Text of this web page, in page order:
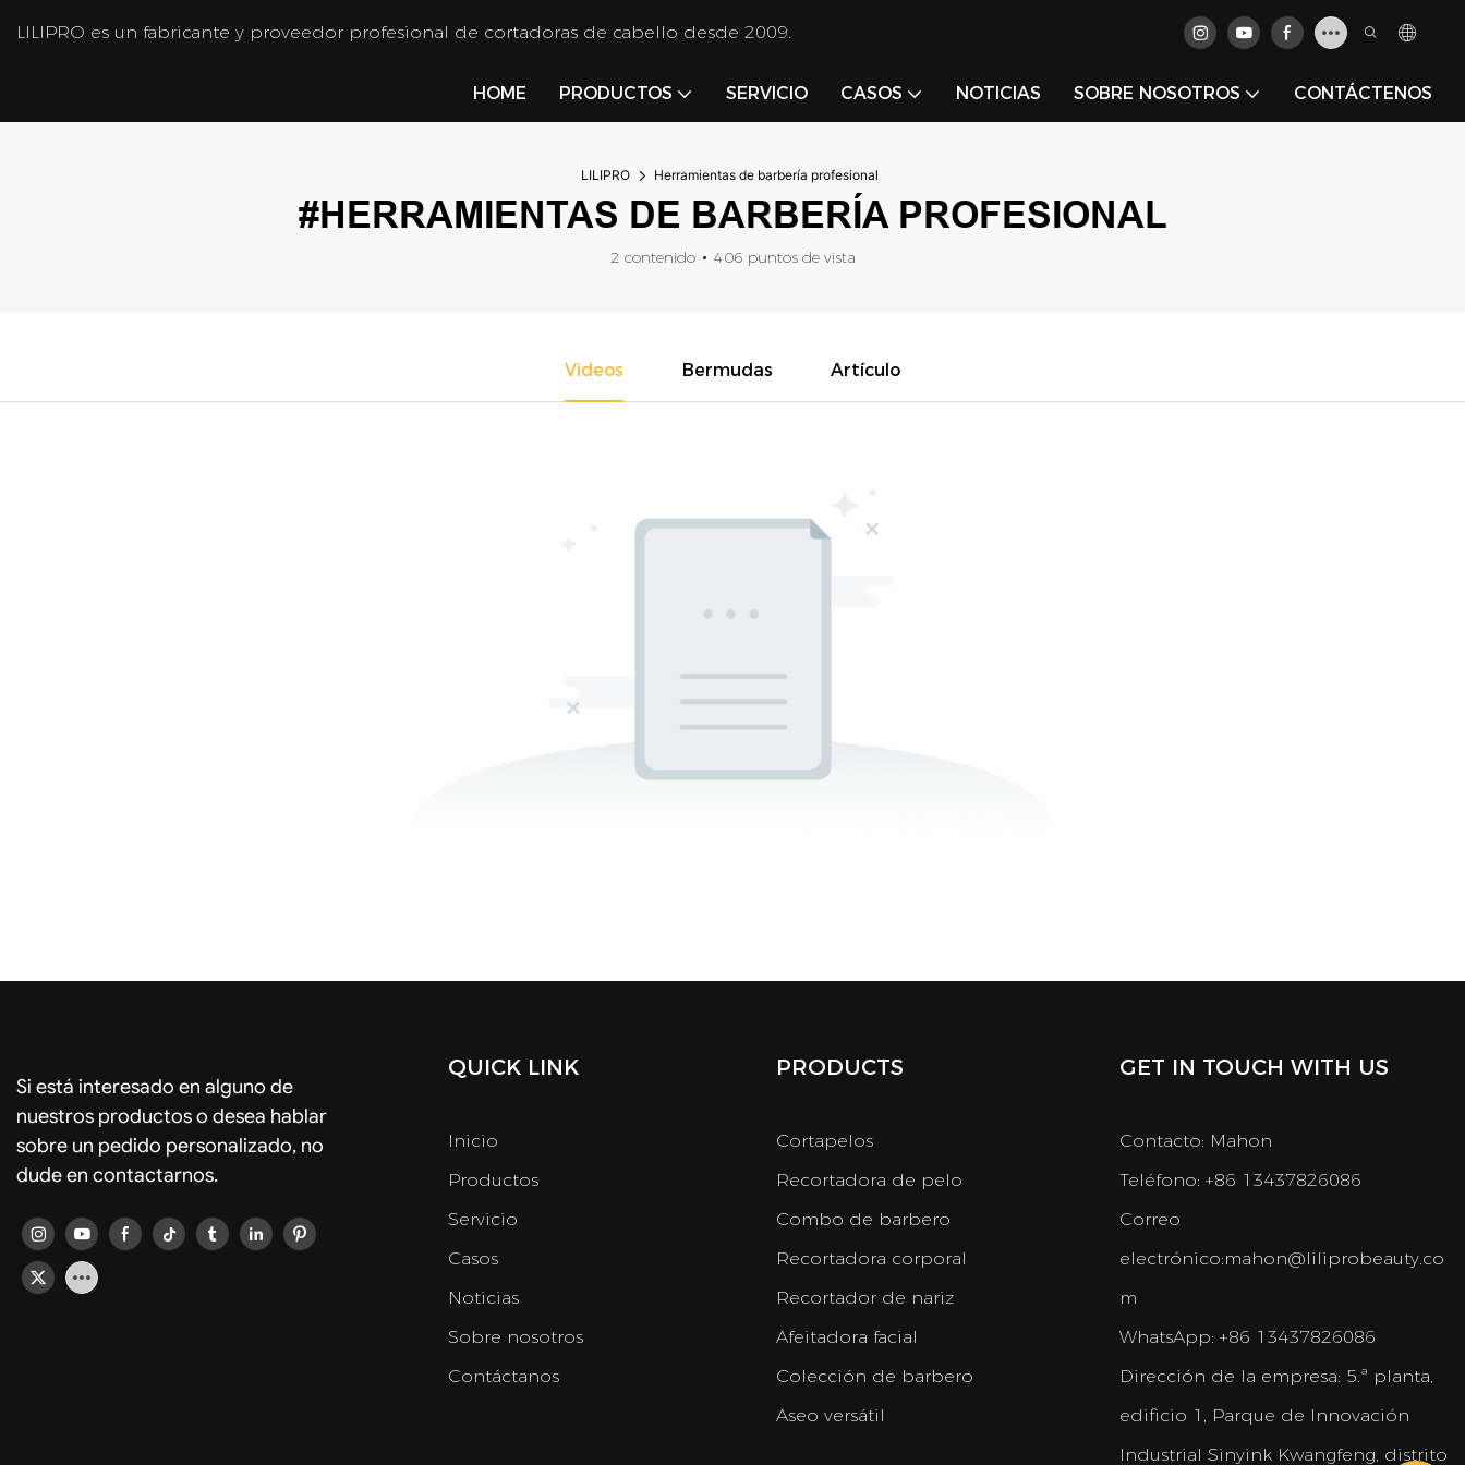
LILIPRO es un fabricante y proveedor profesional de cortadoras de cabello desde 2009.
HOME PRODUCTOS SERVICIO CASOS NOTICIAS SOBRE NOSOTROS CONTÁCTENOS
LILIPRO Herramientas de barbería profesional
#HERRAMIENTAS DE BARBERÍA PROFESIONAL
2 contenido 406 puntos de vista
Videos Bermudas Artículo
Si está interesado en alguno de
nuestros productos o desea hablar
sobre un pedido personalizado, no
dude en contactarnos.
QUICK LINK
Inicio
Productos
Servicio
Casos
Noticias
Sobre nosotros
Contáctanos
PRODUCTS
Cortapelos
Recortadora de pelo
Combo de barbero
Recortadora corporal
Recortador de nariz
Afeitadora facial
Colección de barbero
Aseo versátil
GET IN TOUCH WITH US
Contacto: Mahon
Teléfono: +86 13437826086
Correo
electrónico:mahon@liliprobeauty.co
m
WhatsApp: +86 13437826086
Dirección de la empresa: 5.ª planta,
edificio 1, Parque de Innovación
Industrial Sinyink Kwangfeng, distrito